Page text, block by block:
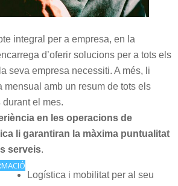
integral per a empresa, en la
d’oferir solucions per a tots els
seva empresa necessiti. A més, li
mensual amb un resum de tots els
el mes.
en les operacions de
li garantiran la màxima puntualitat
serveis.
Logística i mobilitat per al seu